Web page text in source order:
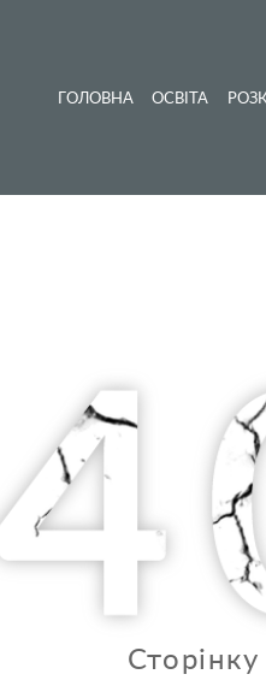
ГОЛОВНА ОСВІТА